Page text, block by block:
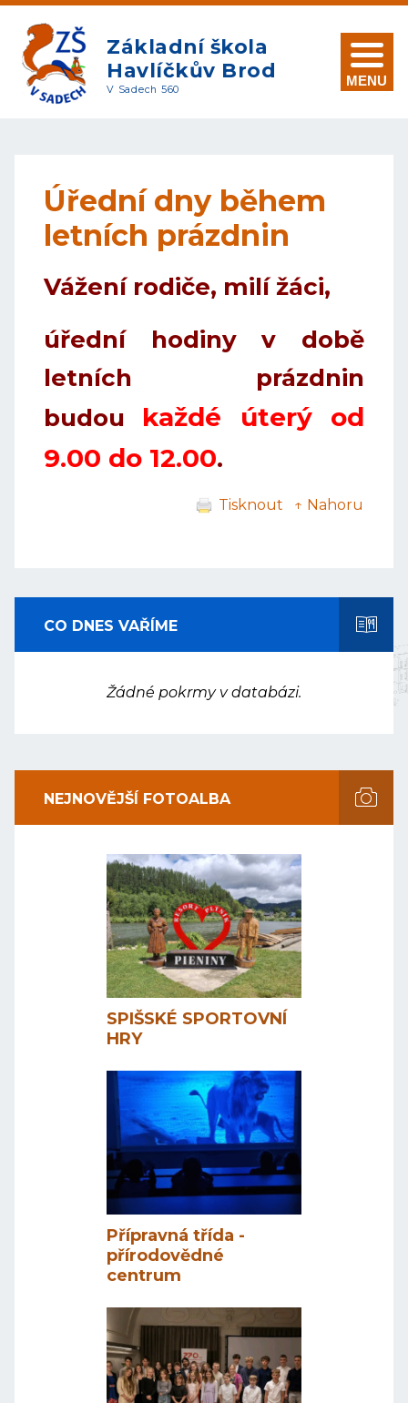
Základní škola
Havlíčkův Brod
V Sadech 560
MENU
Úřední dny během
letních prázdnin
Vážení rodiče, milí žáci,
úřední hodiny v době
letních prázdnin
budou každé úterý od
9.00 do 12.00.
Tisknout ↑ Nahoru
CO DNES VAŘÍME
Žádné pokrmy v databázi.
NEJNOVĚJŠÍ FOTOALBA
SPIŠSKÉ SPORTOVNÍ
HRY
Přípravná třída -
přírodovědné
centrum